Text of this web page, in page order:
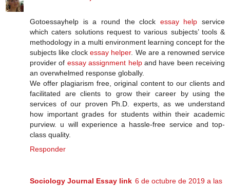
Gotoessayhelp is a round the clock essay help service
which caters solutions request to various subjects’ tools &
methodology in a multi environment learning concept for the
subjects like clockessay helper. We are a renowned service
provider of essay assignment helpand have been receiving
an overwhelmed response globally.
We offer plagiarism free, original content to our clients and
facilitated are clients to grow their career by using the
services of our proven Ph.D. experts, as we understand
how important grades for students within their academic
purview. u will experience a hassle-free service and top-
class quality.
Responder
Sociology Journal Essay link 6 de octubre de 2019 a las